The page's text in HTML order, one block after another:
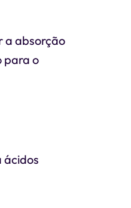
a absorção
para o
ácidos